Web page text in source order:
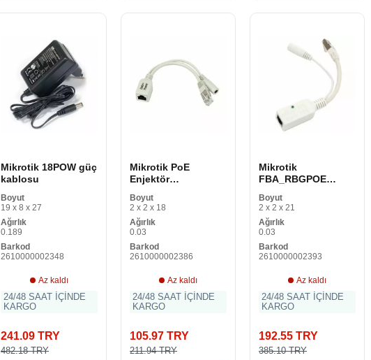
Mikrotik 18POW güç
kablosu
Boyut
19 x 8 x 27
Ağırlık
0.189
Barkod
2610000002348
Az kaldı
24/48 SAAT İÇİNDE
KARGO
241.09 TRY
482.18 TRY
Mikrotik PoE
Enjektör
RBPOE 10/100Mbps
Boyut
2 x 2 x 18
Ağırlık
0.03
Barkod
2610000002386
Az kaldı
24/48 SAAT İÇİNDE
KARGO
105.97 TRY
211.94 TRY
Mikrotik
FBA_RBGPOE
PoE Enjektörü
Boyut
2 x 2 x 21
Ağırlık
0.03
Barkod
2610000002393
Az kaldı
24/48 SAAT İÇİNDE
KARGO
192.55 TRY
385.10 TRY